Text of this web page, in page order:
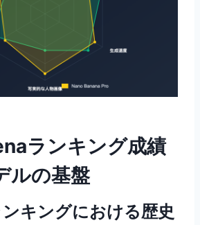
ランキング成績
ルの基盤
キングにおける歴史